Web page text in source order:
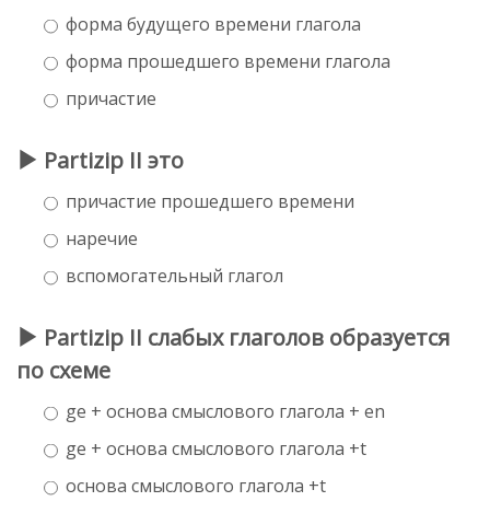
форма будущего времени глагола
форма прошедшего времени глагола
причастие
Partizip II это
причастие прошедшего времени
наречие
вспомогательный глагол
Partizip II слабых глаголов образуется
по схеме
ge + основа смыслового глагола + en
ge + основа смыслового глагола +t
основа смыслового глагола +t